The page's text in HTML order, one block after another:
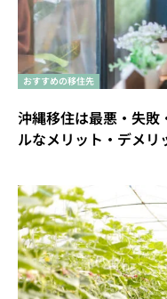
おすすめの移住先
沖縄移住は最悪・失敗
ルなメリット・デメリ